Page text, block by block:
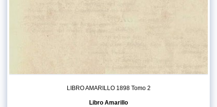
LIBRO AMARILLO 1898 Tomo 2
Libro Amarillo